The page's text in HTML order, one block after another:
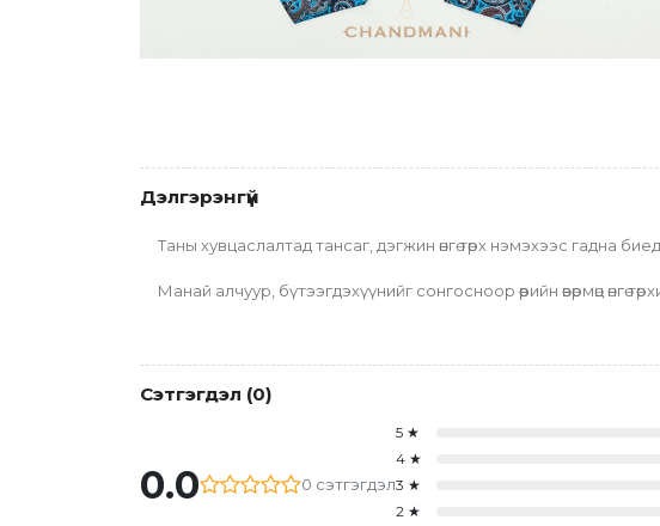
Дэлгэрэнгүй
Таны хувцаслалтад тансаг, дэгжин өнгө төрх нэмэхээс гадна биед
Манай алчуур, бүтээгдэхүүнийг сонгосноор өөрийн өвөрмөц
Сэтгэгдэл (0)
0.0 0 сэтгэгдэл
5 ★
4 ★
3 ★
2 ★